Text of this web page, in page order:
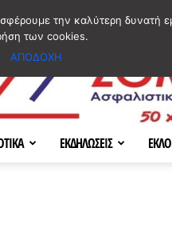
ΕΚΔΗΛΩΣΕΙΣ
την καλύτερη δυνατή
των cookies.
ΑΠΟΔΟΧΗ